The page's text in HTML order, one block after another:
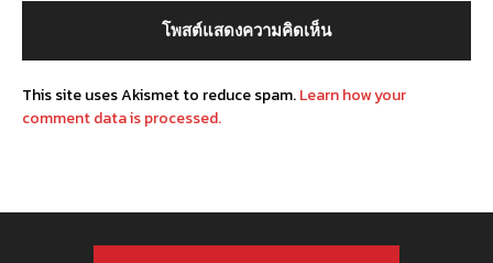
This site uses Akismet to reduce spam.Learn how your
comment data is processed.